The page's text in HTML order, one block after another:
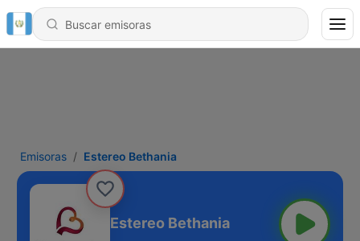
Emisoras Estereo Bethania
Estereo Bethania